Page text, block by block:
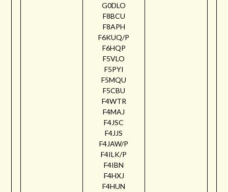
G0DLO
F8BCU
F8APH
F6KUQ/P
F6HQP
F5VLO
F5PYI
F5MQU
F5CBU
F4WTR
F4MAJ
F4JSC
F4JJS
F4JAW/P
F4ILK/P
F4IBN
F4HXJ
F4HUN